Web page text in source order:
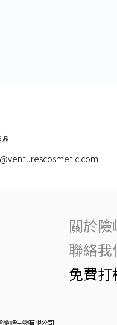
關於險
聯絡我
免費打
險峰生物有限公司